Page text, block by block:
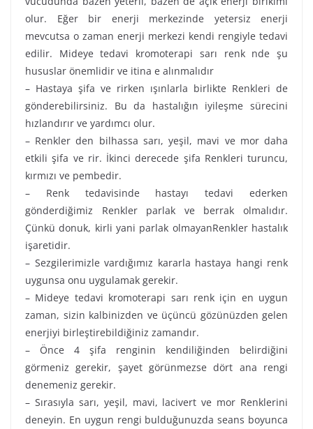
olur. Eğer bir enerji merkezinde yetersiz enerji
mevcutsa o zaman enerji merkezi kendi rengiyle tedavi
edilir. Mideye tedavi kromoterapi sarı renk nde şu
hususlar önemlidir ve itina e alınmalıdır
– Hastaya şifa ve rirken ışınlarla birlikte Renkleri de
gönderebilirsiniz. Bu da hastalığın iyileşme sürecini
hızlandırır ve yardımcı olur.
– Renkler den bilhassa sarı, yeşil, mavi ve mor daha
etkili şifa ve rir. İkinci derecede şifa Renkleri turuncu,
kırmızı ve pembedir.
– Renk tedavisinde hastayı tedavi ederken
gönderdiğimiz Renkler parlak ve berrak olmalıdır.
Çünkü donuk, kirli yani parlak olmayanRenkler hastalık
işaretidir.
– Sezgilerimizle vardığımız kararla hastaya hangi renk
uygunsa onu uygulamak gerekir.
– Mideye tedavi kromoterapi sarı renk için en uygun
zaman, sizin kalbinizden ve üçüncü gözünüzden gelen
enerjiyi birleştirebildiğiniz zamandır.
– Önce 4 şifa renginin kendiliğinden belirdiğini
görmeniz gerekir, şayet görünmezse dört ana rengi
denemeniz gerekir.
– Sırasıyla sarı, yeşil, mavi, lacivert ve mor Renklerini
deneyin. En uygun rengi bulduğunuzda seans boyunca